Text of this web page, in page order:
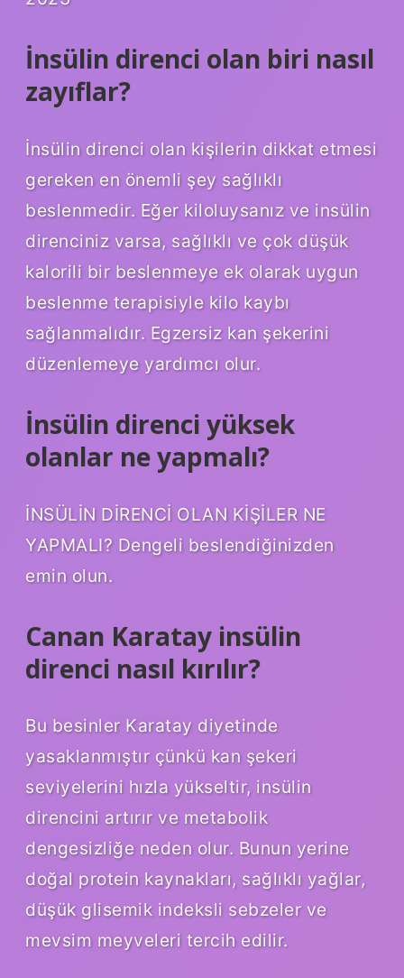
İnsülin direnci olan biri nasıl
zayıflar?
İnsülin direnci olan kişilerin dikkat etmesi
gereken en önemli şey sağlıklı
beslenmedir. Eğer kiloluysanız ve insülin
direnciniz varsa, sağlıklı ve çok düşük
kalorili bir beslenmeye ek olarak uygun
beslenme terapisiyle kilo kaybı
sağlanmalıdır. Egzersiz kan şekerini
düzenlemeye yardımcı olur.
İnsülin direnci yüksek
olanlar ne yapmalı?
İNSÜLİN DİRENCİ OLAN KİŞİLER NE
YAPMALI? Dengeli beslendiğinizden
emin olun.
Canan Karatay insülin
direnci nasıl kırılır?
Bu besinler Karatay diyetinde
yasaklanmıştır çünkü kan şekeri
seviyelerini hızla yükseltir, insülin
direncini artırır ve metabolik
dengesizliğe neden olur. Bunun yerine
doğal protein kaynakları, sağlıklı yağlar,
düşük glisemik indeksli sebzeler ve
mevsim meyveleri tercih edilir.